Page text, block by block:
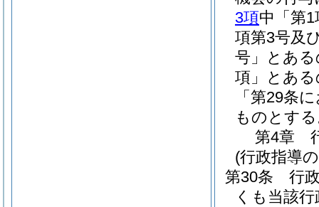
3項中「第
項第3号及
号」とあ
項」とあ
「第29条
ものとす
第4章
(行政指導
第30条
行
くも当該